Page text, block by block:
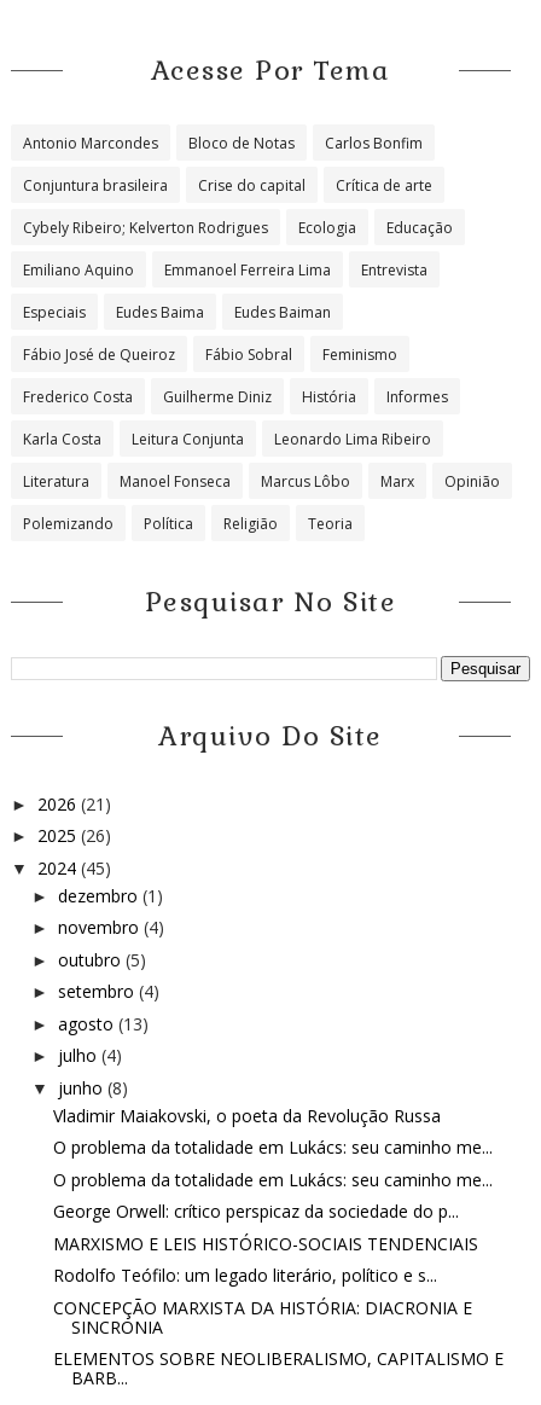
Acesse Por Tema
Antonio Marcondes Bloco de Notas Carlos Bonfim
Conjuntura brasileira Crise do capital Crítica de arte
Cybely Ribeiro; Kelverton Rodrigues Ecologia Educação
Emiliano Aquino Emmanoel Ferreira Lima Entrevista
Especiais Eudes Baima Eudes Baiman
Fábio José de Queiroz Fábio Sobral Feminismo
Frederico Costa Guilherme Diniz História Informes
Karla Costa Leitura Conjunta Leonardo Lima Ribeiro
Literatura Manoel Fonseca Marcus Lôbo Marx Opinião
Polemizando Política Religião Teoria
Pesquisar No Site
Arquivo Do Site
► 2026 (21)
► 2025 (26)
▼ 2024 (45)
► dezembro (1)
► novembro (4)
► outubro (5)
► setembro (4)
► agosto (13)
► julho (4)
▼ junho (8)
Vladimir Maiakovski, o poeta da Revolução Russa
O problema da totalidade em Lukács: seu caminho me...
O problema da totalidade em Lukács: seu caminho me...
George Orwell: crítico perspicaz da sociedade do p...
MARXISMO E LEIS HISTÓRICO-SOCIAIS TENDENCIAIS
Rodolfo Teófilo: um legado literário, político e s...
CONCEPÇÃO MARXISTA DA HISTÓRIA: DIACRONIA E
SINCRONIA
ELEMENTOS SOBRE NEOLIBERALISMO, CAPITALISMO E
BARB...